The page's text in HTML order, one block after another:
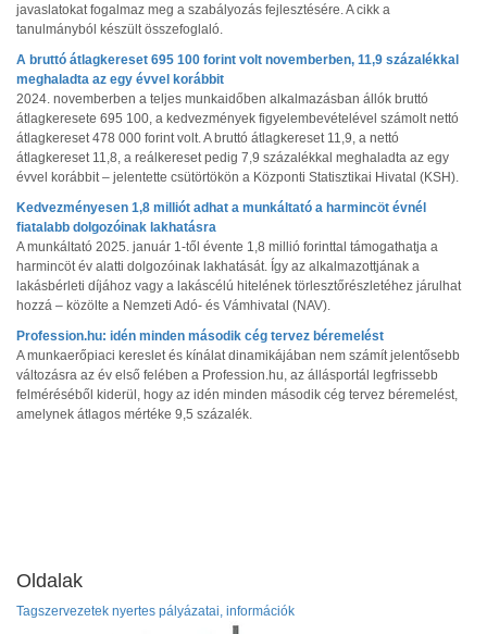
javaslatokat fogalmaz meg a szabályozás fejlesztésére. A cikk a
tanulmányból készült összefoglaló.
A bruttó átlagkereset 695 100 forint volt novemberben, 11,9 százalékkal
meghaladta az egy évvel korábbit
2024. novemberben a teljes munkaidőben alkalmazásban állók bruttó
átlagkeresete 695 100, a kedvezmények figyelembevételével számolt nettó
átlagkereset 478 000 forint volt. A bruttó átlagkereset 11,9, a nettó
átlagkereset 11,8, a reálkereset pedig 7,9 százalékkal meghaladta az egy
évvel korábbit – jelentette csütörtökön a Központi Statisztikai Hivatal (KSH).
Kedvezményesen 1,8 milliót adhat a munkáltató a harmincöt évnél
fiatalabb dolgozóinak lakhatásra
A munkáltató 2025. január 1-től évente 1,8 millió forinttal támogathatja a
harmincöt év alatti dolgozóinak lakhatását. Így az alkalmazottjának a
lakásbérleti díjához vagy a lakáscélú hitelének törlesztőrészletéhez járulhat
hozzá – közölte a Nemzeti Adó- és Vámhivatal (NAV).
Profession.hu: idén minden második cég tervez béremelést
A munkaerőpiaci kereslet és kínálat dinamikájában nem számít jelentősebb
változásra az év első felében a Profession.hu, az állásportál legfrissebb
felméréséből kiderül, hogy az idén minden második cég tervez béremelést,
amelynek átlagos mértéke 9,5 százalék.
Oldalak
Tagszervezetek nyertes pályázatai, információk